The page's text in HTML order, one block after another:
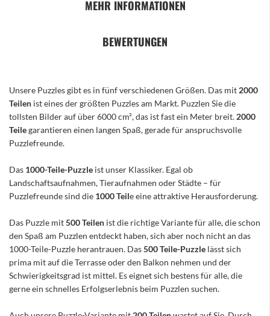
MEHR INFORMATIONEN
BEWERTUNGEN
Unsere Puzzles gibt es in fünf verschiedenen Größen. Das mit 2000
Teilen ist eines der größten Puzzles am Markt. Puzzlen Sie die
tollsten Bilder auf über 6000 cm², das ist fast ein Meter breit. 2000
Teilegarantieren einen langen Spaß, gerade für anspruchsvolle
Puzzlefreunde.
Das 1000-Teile-Puzzle ist unser Klassiker. Egal ob
Landschaftsaufnahmen, Tieraufnahmen oder Städte – für
Puzzlefreunde sind die 1000 Teile eine attraktive Herausforderung.
Das Puzzle mit500 Teilen ist die richtige Variante für alle, die schon
den Spaß am Puzzlen entdeckt haben, sich aber noch nicht an das
1000-Teile-Puzzle herantrauen. Das500 Teile-Puzzle lässt sich
prima mit auf die Terrasse oder den Balkon nehmen und der
Schwierigkeitsgrad ist mittel. Es eignet sich bestens für alle, die
gerne ein schnelles Erfolgserlebnis beim Puzzlen suchen.